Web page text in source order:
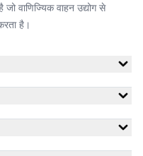
वाणिज्यिक वाहन उद्योग से
है।